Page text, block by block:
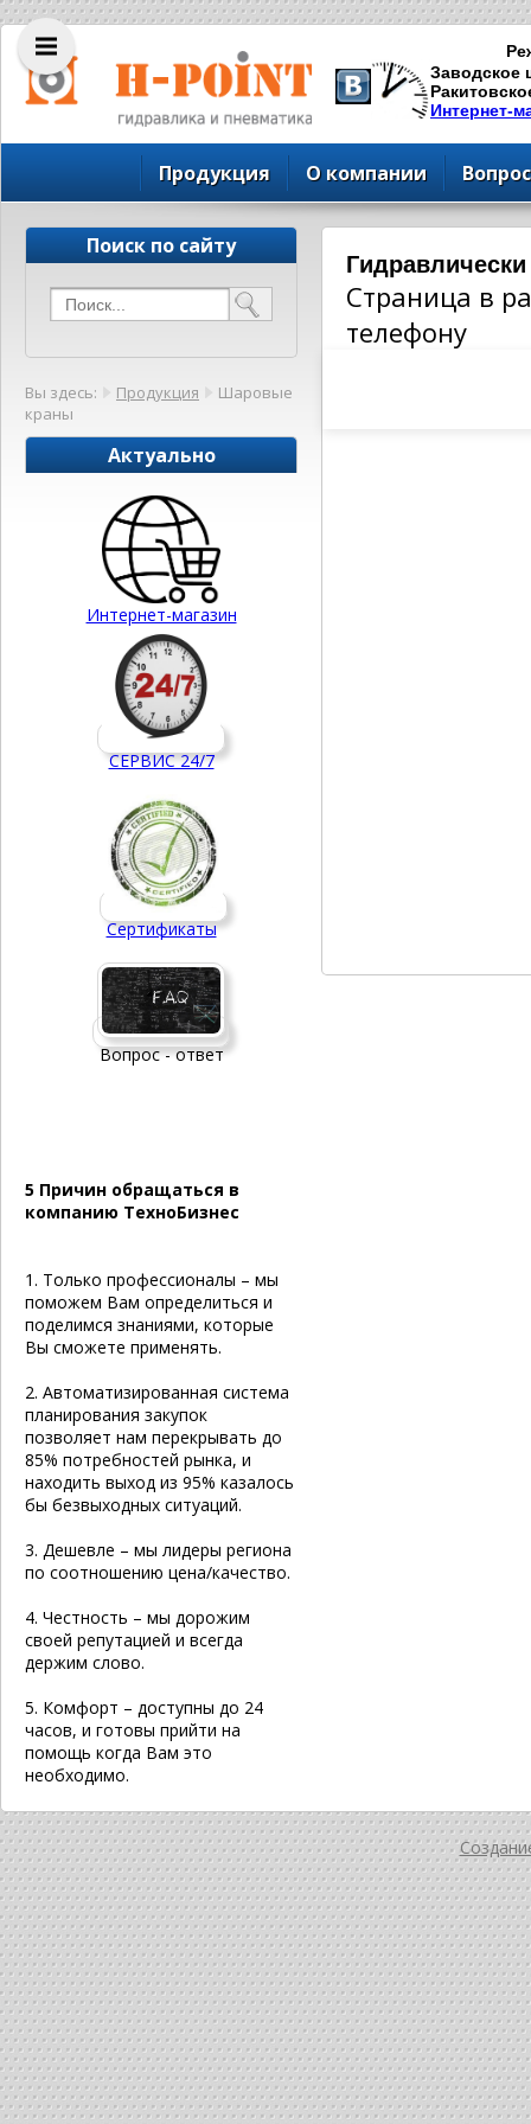
Заводское
Интернет-
Продукция О компании
Поиск по сайту
Вы здесь: Продукция
Шаровые
краны
Актуально
Интернет-магазин
СЕРВИС 24/7
Сертификаты
Вопрос - ответ
5 Причин обращаться в
компанию ТехноБизнес
1. Только профессионалы – мы
поможем Вам определиться и
поделимся знаниями, которые
Вы сможете применять.
2. Автоматизированная система
планирования закупок
позволяет нам перекрывать до
85% потребностей рынка, и
находить выход из 95% казалось
бы безвыходных ситуаций.
3. Дешевле – мы лидеры региона
по соотношению цена/качество.
4. Честность – мы дорожим
своей репутацией и всегда
держим слово.
5. Комфорт – доступны до 24
часов, и готовы прийти на
помощь когда Вам это
необходимо.
Страница в
телефону